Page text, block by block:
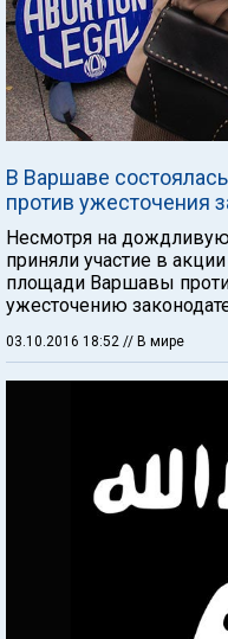
В Варшаве
против ужесточения
Несмотря на
приняли участие в
площади Варшавы
ужесточению
03.10.2016 18:52 // В мире